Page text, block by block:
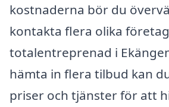
kostnaderna bör du
kontakta flera olika
totalentreprenad i
hämta in flera tilbud kan
priser och tjänster för att